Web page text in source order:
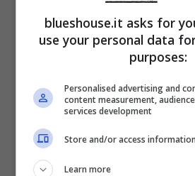
decisamente assodata.
sul panorama nazionale è
hop con artisti del calibro di
Sfera Ebbasta
classifica dei più ascoltati
blueshouse.it asks for
use your personal data
purposes:
Personalised advertising and
content measurement,
services development
Store and/or access
Learn more